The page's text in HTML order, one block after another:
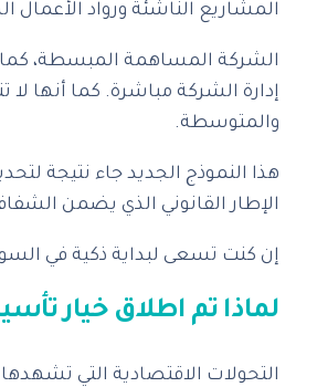
المشاريع الناشئة ورواد الأعمال
الشركة المساهمة المبسطة، كما
إدارة الشركة مباشرة. كما أنها
والمتوسطة.
هذا النموذج الجديد جاء نتيجة
الإطار القانوني الذي يضمن
إن كنت تسعى لبداية ذكية في
لماذا تم اطلاق خيار
التحولات الاقتصادية التي